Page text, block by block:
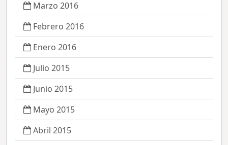
Marzo 2016
Febrero 2016
Enero 2016
Julio 2015
Junio 2015
Mayo 2015
Abril 2015